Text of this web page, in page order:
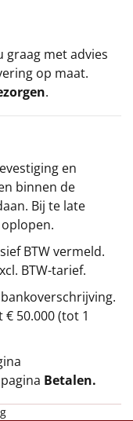
graag met advies
op maat.
.
en
binnen de
Bij te late
BTW vermeld.
BTW-tarief.
50.000 (tot 1
Betalen.